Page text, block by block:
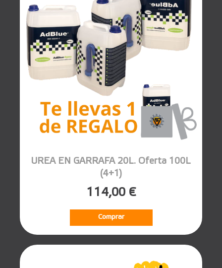
UREA EN GARRAFA 20L. Oferta 100L
(4+1)
114,00 €
Comprar